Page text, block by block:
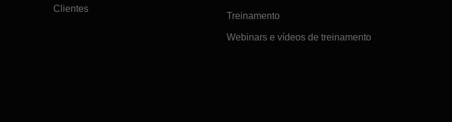
Clientes
Treinamento
Webinars e vídeos de treinamento